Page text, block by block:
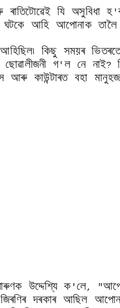
যি অসুবিধা হ'
ঘটকে আহি আপোনাক তালৈ
আহিছিল৷ কিছু সময়ৰ
গ' ল নে নাই?
কাউন্টাৰত বহা
উদ্দেশ্যি ক 'লে, "
দৰকাৰ আছিল